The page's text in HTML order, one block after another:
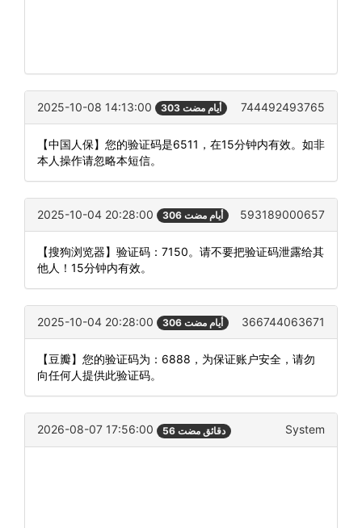
2025-10-08 14:13:00 303 أيام مضت 744492493765
【中国人保】您的验证码是6511，在15分钟内有效。如非
本人操作请忽略本短信。
2025-10-04 20:28:00 306 أيام مضت 593189000657
【搜狗浏览器】验证码：7150。请不要把验证码泄露给其
他人！15分钟内有效。
2025-10-04 20:28:00 306 أيام مضت 366744063671
【豆瓣】您的验证码为：6888，为保证账户安全，请勿
向任何人提供此验证码。
2026-08-07 17:56:00 56 دقائق مضت System